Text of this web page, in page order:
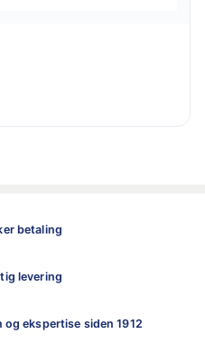
betaling
levering
ekspertise siden 1912